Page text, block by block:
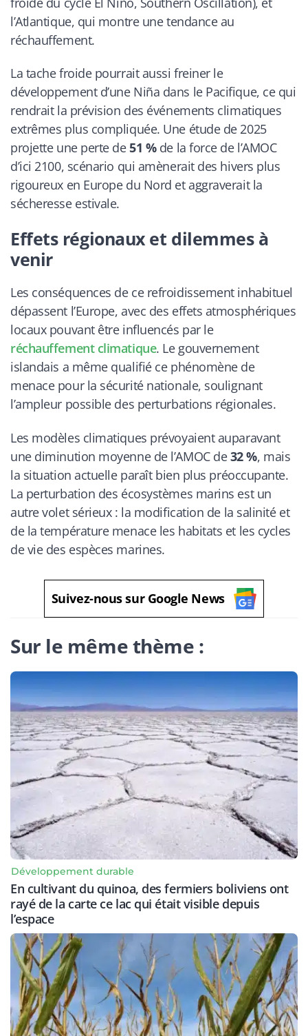
l’Atlantique, qui montre une tendance au
réchauffement.
La tache froide pourrait aussi freiner le
développement d’une Niña dans le Pacifique, ce qui
rendrait la prévision des événements climatiques
extrêmes plus compliquée. Une étude de 2025
projette une perte de51 %de la force de l’AMOC
d’ici 2100, scénario qui amènerait des hivers plus
rigoureux en Europe du Nord et aggraverait la
sécheresse estivale.
Effets régionaux et dilemmes à
venir
Les conséquences de ce refroidissement inhabituel
dépassent l’Europe, avec des effets atmosphériques
locaux pouvant être influencés par le
réchauffement climatique. Le gouvernement
islandais a même qualifié ce phénomène de
menace pour la sécurité nationale, soulignant
l’ampleur possible des perturbations régionales.
Les modèles climatiques prévoyaient auparavant
une diminution moyenne de l’AMOC de32 %, mais
la situation actuelle paraît bien plus préoccupante.
La perturbation des écosystèmes marins est un
autre volet sérieux : la modification de la salinité et
de la température menace les habitats et les cycles
de vie des espèces marines.
Suivez-nous sur Google News
Sur le même thème :
Développement durable
En cultivant du quinoa, des fermiers boliviens ont
rayé de la carte ce lac qui était visible depuis
l’espace